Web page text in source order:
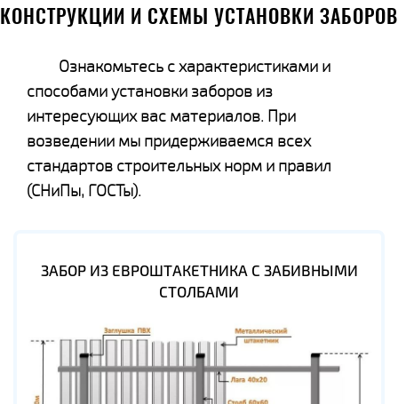
КОНСТРУКЦИИ И СХЕМЫ УСТАНОВКИ ЗАБОРОВ
Ознакомьтесь с характеристиками и
способами установки заборов из
интересующих вас материалов. При
возведении мы придерживаемся всех
стандартов строительных норм и правил
(СНиПы, ГОСТы).
ЗАБОР ИЗ ЕВРОШТАКЕТНИКА С ЗАБИВНЫМИ
СТОЛБАМИ